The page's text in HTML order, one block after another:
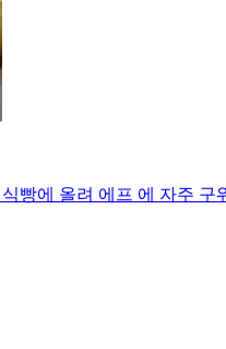
빵에 올려 에프 에 자주